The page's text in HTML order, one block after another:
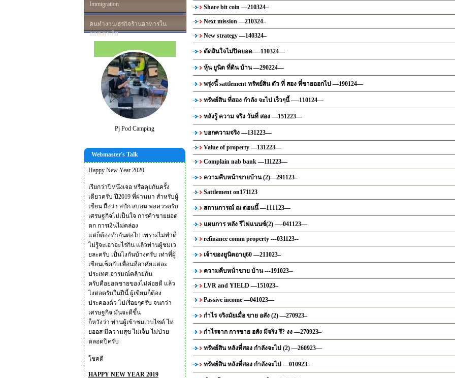
Immigration
คนทำงาน/ธุรกิจร้านอาหารใน
ออสเตรเลีย
Pj Pod Camping
Webmaster's Talk
Happy New Year 2020
เรียกว่าปีหนึ่งเจอ หรือคุยกันครั้ง
เดียวครับ ปี2019 ที่ผ่านมา สำหรับผู้
เขียน ถือว่า สบัก สบอม พอควรครับ
เศรษฐกิจไม่เป็นใจ การค้าขายยอด
ตก การเงินไม่คล่อง
แต่ก็ต้องทำกันต่อไป เพราะไม่ทำด็
ไม่รู้จะเอาอะไรกิน แล้วท่านผู้ชมเว
ยละครับ เป็นไงกันบ้างครับ เท่าที่ผู้
เขียนเช็คกับเพื่อนที่อาศัยแต่ละ
ประเทศ อารมณ์คล้ายกัน
ครับคือยอดขายของไม่ค่อยดี แล้ว
ไงต่อครับในปีนี้ ผู้เขียนก็ต้อง
ประคองตัว ไปเรื่อยๆครับ จนกว่า
เศรษฐกิจ มันจะดีขึ้น
ก็หวังว่า ท่านผู้เข้าชมเวบไซด์ ไท
ยออส มีความสุข ไม่เจ็บ ไม่ป่วย
ตลอดปีครับ
โชคดี
HAPPY NEW YEAR 2019
Share bit coin —210324–
Next mission —210324–
New strategy —140324–
ตัดสินใจไม่ปิดยอด—-110324—
หุ้น ยูนิต ที่ดิน บ้าน —290224—
พรุ่งนี้ sattlement ทรัพย์สิน ตัว ที่ สอง ที่ขายออกไป —190124—
ทรัพย์สิน ที่สอง กำลัง จะไป เร็วๆนี้ —-110124—
หลังรู้ ความ จริง วันที่ สอง —151223—
บอกความจริง —131223—
Value of property —131223—
Complain nab bank —111223—
ความคืบหน้าขายบ้าน (2)—291123–
Sattlement on171123
สถานการณ์ ณ ตอนนี้ —111123—
แผนการ หลัง รีไฟแนนซ์(2) —-041123—
refinance comm property ---031123--
เจ้าของยูนิตอายุ60 —211023–
ความคืบหน้าขาย บ้าน ---191023--
LVR and YIELD —151023–
Passive income —041023—
กำไร จริงมัยเมื่อ ขาย อสัง (2) —270923–
กำไรจาก การขาย อสัง มีจริง รึ? งง —270923–
ทรัพย์สิน หลังที่สอง กำลังจะไป (2) —260923—
ทรัพย์สิน หลังที่สอง กำลังจะไป —010923–